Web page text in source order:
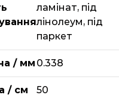
ламінат, під
лінолеум, під
паркет
/ мм 0.338
/ см 50